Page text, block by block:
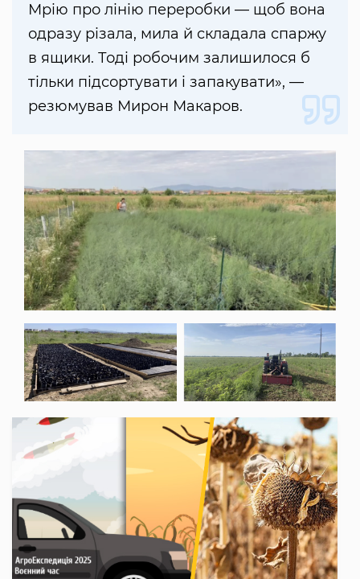
Мрію про лінію переробки — щоб вона
одразу різала, мила й складала спаржу
в ящики. Тоді робочим залишилося б
тільки підсортувати і запакувати», —
резюмував Мирон Макаров.